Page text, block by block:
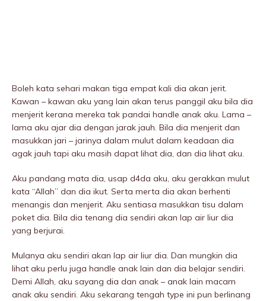
Boleh kata sehari makan tiga empat kali dia akan jerit.
Kawan – kawan aku yang lain akan terus panggil aku bila dia
menjerit kerana mereka tak pandai handle anak aku. Lama –
lama aku ajar dia dengan jarak jauh. Bila dia menjerit dan
masukkan jari – jarinya dalam mulut dalam keadaan dia
agak jauh tapi aku masih dapat lihat dia, dan dia lihat aku.
Aku pandang mata dia, usap d4da aku, aku gerakkan mulut
kata “Allah” dan dia ikut. Serta merta dia akan berhenti
menangis dan menjerit. Aku sentiasa masukkan tisu dalam
poket dia. Bila dia tenang dia sendiri akan lap air liur dia
yang berjurai.
Mulanya aku sendiri akan lap air liur dia. Dan mungkin dia
lihat aku perlu juga handle anak lain dan dia belajar sendiri.
Demi Allah, aku sayang dia dan anak – anak lain macam
anak aku sendiri. Aku sekarang tengah type ini pun berlinang